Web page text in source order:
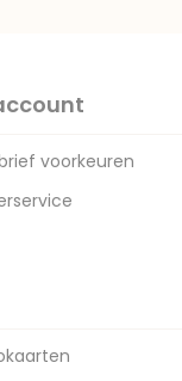
voorkeuren